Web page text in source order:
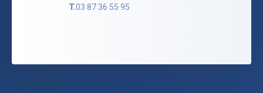
T.03 87 36 55 95